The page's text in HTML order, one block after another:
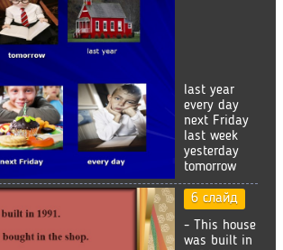
last year
every day
next Friday
last week
yesterday
tomorrow
6 слайд
- This house
was built in